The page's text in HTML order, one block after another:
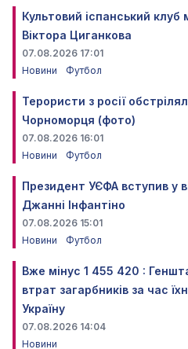
Культовий іспанський
Віктора Циганкова
07.08.2026 17:01
Новини
Футбол
Терористи з росії
Чорноморця (фото)
07.08.2026 16:01
Новини
Футбол
Президент УЄФА вступив у
Джанні Інфантіно
07.08.2026 15:01
Новини
Футбол
Вже мінус 1 455 420 :
втрат загарбників за час
Україну
07.08.2026 14:04
Новини